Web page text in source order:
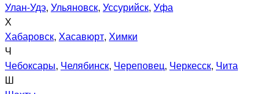
Улан-Удэ, Ульяновск, Уссурийск, Уфа
Х
Хабаровск, Хасавюрт, Химки
Ч
Чебоксары, Челябинск, Череповец, Черкесск, Чита
Ш